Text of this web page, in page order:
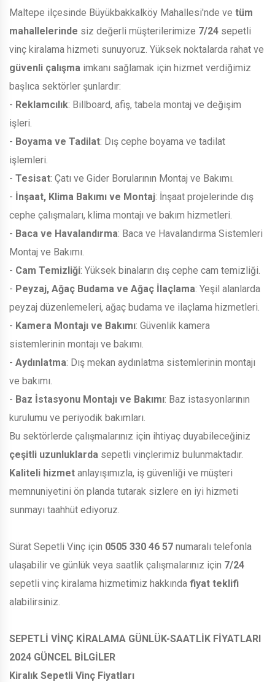
Maltepe ilçesinde Büyükbakkalköy Mahallesi'nde ve tüm
mahallelerinde siz değerli müşterilerimize 7/24 sepetli
vinç kiralama hizmeti sunuyoruz. Yüksek noktalarda rahat ve
güvenli çalışma imkanı sağlamak için hizmet verdiğimiz
başlıca sektörler şunlardır:
- Reklamcılık: Billboard, afiş, tabela montaj ve değişim
işleri.
- Boyama ve Tadilat: Dış cephe boyama ve tadilat
işlemleri.
- Tesisat: Çatı ve Gider Borularının Montaj ve Bakımı.
- İnşaat, Klima Bakımı ve Montaj: İnşaat projelerinde dış
cephe çalışmaları, klima montajı ve bakım hizmetleri.
- Baca ve Havalandırma: Baca ve Havalandırma Sistemleri
Montaj ve Bakımı.
- Cam Temizliği: Yüksek binaların dış cephe cam temizliği.
- Peyzaj, Ağaç Budama ve Ağaç İlaçlama: Yeşil alanlarda
peyzaj düzenlemeleri, ağaç budama ve ilaçlama hizmetleri.
- Kamera Montajı ve Bakımı: Güvenlik kamera
sistemlerinin montajı ve bakımı.
- Aydınlatma: Dış mekan aydınlatma sistemlerinin montajı
ve bakımı.
- Baz İstasyonu Montajı ve Bakımı: Baz istasyonlarının
kurulumu ve periyodik bakımları.
Bu sektörlerde çalışmalarınız için ihtiyaç duyabileceğiniz
çeşitli uzunluklarda sepetli vinçlerimiz bulunmaktadır.
Kaliteli hizmet anlayışımızla, iş güvenliği ve müşteri
memnuniyetini ön planda tutarak sizlere en iyi hizmeti
sunmayı taahhüt ediyoruz.
Sürat Sepetli Vinç için 0505 330 46 57 numaralı telefonla
ulaşabilir ve günlük veya saatlik çalışmalarınız için 7/24
sepetli vinç kiralama hizmetimiz hakkında fiyat teklifi
alabilirsiniz.
SEPETLİ VİNÇ KİRALAMA GÜNLÜK-SAATLİK FİYATLARI
2024 GÜNCEL BİLGİLER
Kiralık Sepetli Vinç Fiyatları